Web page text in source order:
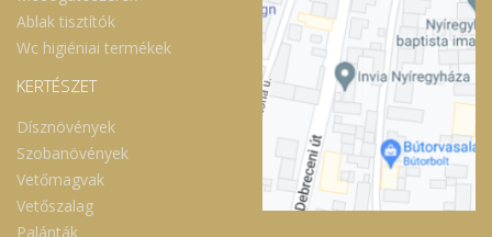
Ablak tisztítók
Wc higiéniai termékek
KERTÉSZET
Dísznövények
Szobanövények
Vetőmagvak
Vetőszalag
Palánták